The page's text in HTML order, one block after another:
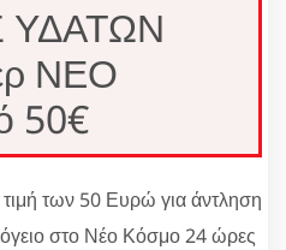
ΥΔΑΤΩΝ
ΝΕΟ
50€
τιμή των 50 Ευρώ για άντληση
στο Νέο Κόσμο 24 ώρες